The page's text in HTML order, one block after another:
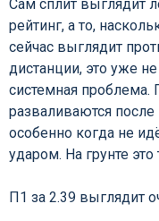
Сам сплит выглядит
рейтинг, а то,
сейчас выглядит
дистанции, это уже
системная проблема.
разваливаются после
особенно когда не
ударом. На грунте это
П1 за 2.39 выглядит